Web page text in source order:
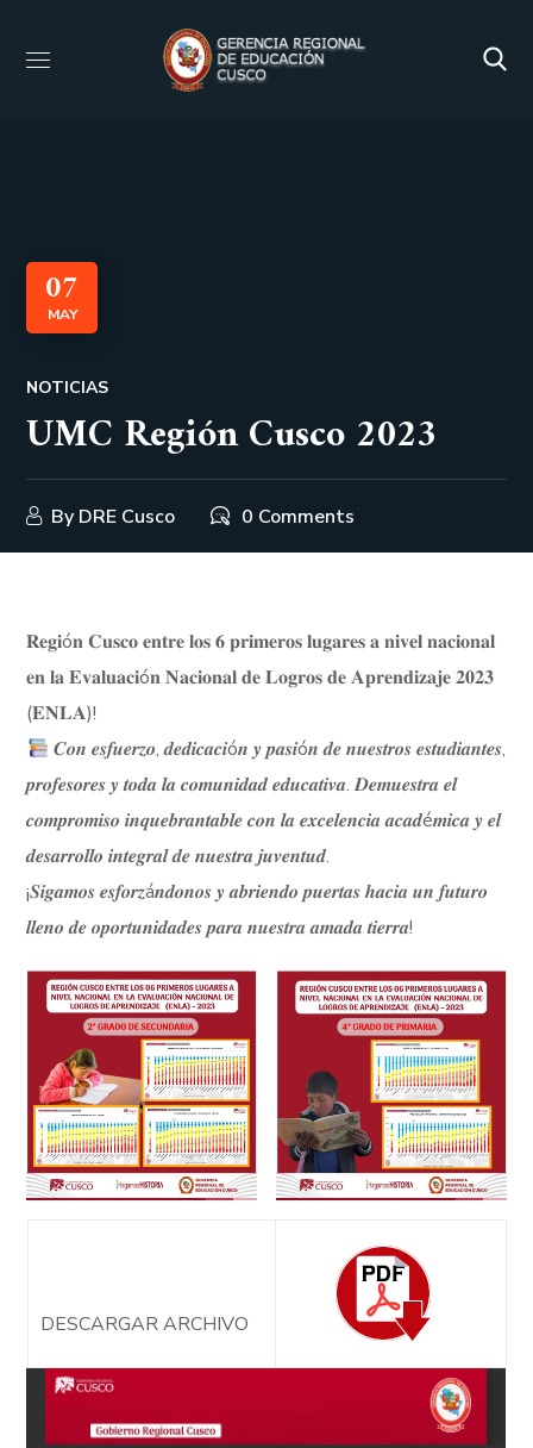
07
MAY
NOTICIAS
UMC Región Cusco 2023
By DRE Cusco 0 Comments
𝐑𝐞𝐠𝐢ó𝐧 𝐂𝐮𝐬𝐜𝐨 𝐞𝐧𝐭𝐫𝐞 𝐥𝐨𝐬 𝟔 𝐩𝐫𝐢𝐦𝐞𝐫𝐨𝐬 𝐥𝐮𝐠𝐚𝐫𝐞𝐬 𝐚 𝐧𝐢𝐯𝐞𝐥 𝐧𝐚𝐜𝐢𝐨𝐧𝐚𝐥
𝐞𝐧 𝐥𝐚 𝐄𝐯𝐚𝐥𝐮𝐚𝐜𝐢ó𝐧 𝐍𝐚𝐜𝐢𝐨𝐧𝐚𝐥 𝐝𝐞 𝐋𝐨𝐠𝐫𝐨𝐬 𝐝𝐞 𝐀𝐩𝐫𝐞𝐧𝐝𝐢𝐳𝐚𝐣𝐞 𝟐𝟎𝟐𝟑
(𝐄𝐍𝐋𝐀)!
𝑪𝒐𝒏 𝒆𝒔𝒇𝒖𝒆𝒓𝒛𝒐, 𝒅𝒆𝒅𝒊𝒄𝒂𝒄𝒊ó𝒏 𝒚 𝒑𝒂𝒔𝒊ó𝒏 𝒅𝒆 𝒏𝒖𝒆𝒔𝒕𝒓𝒐𝒔 𝒆𝒔𝒕𝒖𝒅𝒊𝒂𝒏𝒕𝒆𝒔,
𝒑𝒓𝒐𝒇𝒆𝒔𝒐𝒓𝒆𝒔 𝒚 𝒕𝒐𝒅𝒂 𝒍𝒂 𝒄𝒐𝒎𝒖𝒏𝒊𝒅𝒂𝒅 𝒆𝒅𝒖𝒄𝒂𝒕𝒊𝒗𝒂. 𝑫𝒆𝒎𝒖𝒆𝒔𝒕𝒓𝒂 𝒆𝒍
𝒄𝒐𝒎𝒑𝒓𝒐𝒎𝒊𝒔𝒐 𝒊𝒏𝒒𝒖𝒆𝒃𝒓𝒂𝒏𝒕𝒂𝒃𝒍𝒆 𝒄𝒐𝒏 𝒍𝒂 𝒆𝒙𝒄𝒆𝒍𝒆𝒏𝒄𝒊𝒂 𝒂𝒄𝒂𝒅é𝒎𝒊𝒄𝒂 𝒚 𝒆𝒍
𝒅𝒆𝒔𝒂𝒓𝒓𝒐𝒍𝒍𝒐 𝒊𝒏𝒕𝒆𝒈𝒓𝒂𝒍 𝒅𝒆 𝒏𝒖𝒆𝒔𝒕𝒓𝒂 𝒋𝒖𝒗𝒆𝒏𝒕𝒖𝒅.
¡𝑺𝒊𝒈𝒂𝒎𝒐𝒔 𝒆𝒔𝒇𝒐𝒓𝒛á𝒏𝒅𝒐𝒏𝒐𝒔 𝒚 𝒂𝒃𝒓𝒊𝒆𝒏𝒅𝒐 𝒑𝒖𝒆𝒓𝒕𝒂𝒔 𝒉𝒂𝒄𝒊𝒂 𝒖𝒏 𝒇𝒖𝒕𝒖𝒓𝒐
𝒍𝒍𝒆𝒏𝒐 𝒅𝒆 𝒐𝒑𝒐𝒓𝒕𝒖𝒏𝒊𝒅𝒂𝒅𝒆𝒔 𝒑𝒂𝒓𝒂 𝒏𝒖𝒆𝒔𝒕𝒓𝒂 𝒂𝒎𝒂𝒅𝒂 𝒕𝒊𝒆𝒓𝒓𝒂!
DESCARGAR ARCHIVO